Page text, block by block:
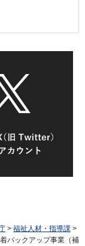
> 福祉人材・指導課 >
バックアップ事業（補